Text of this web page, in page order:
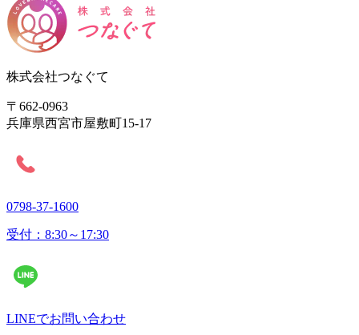
株式会社つなぐて
〒662-0963
兵庫県西宮市屋敷町15-17
0798-37-1600
受付：8:30～17:30
LINEでお問い合わせ